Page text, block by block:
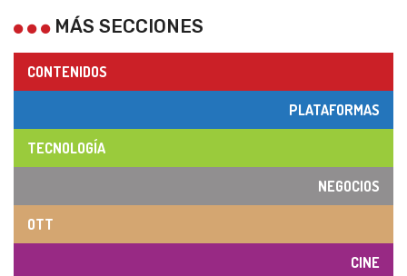
MÁS SECCIONES
CONTENIDOS
PLATAFORMAS
TECNOLOGÍA
NEGOCIOS
OTT
CINE